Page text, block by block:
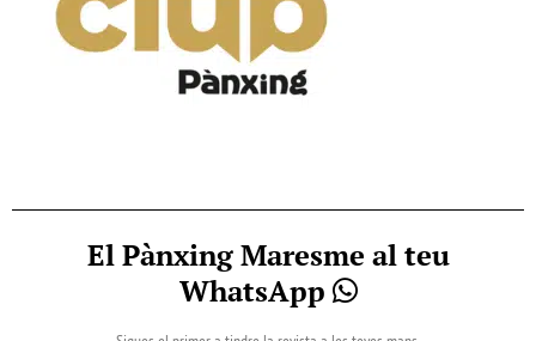
El Pànxing Maresme al teu
WhatsApp